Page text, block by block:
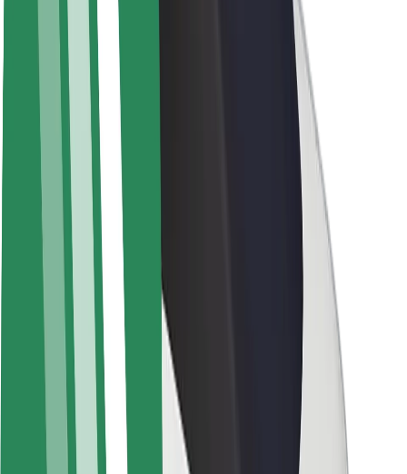
Vakansiyalar
Bolt haqqında
Bolt-da davamlılıq
Project Zero
Bloq
Xəbər otağı
Brend təlimatları
Missiya
İnvestorlarla əlaqələr
Rəhbərlik
Brend
Media
Urban Fondu
Təhlükəsizlik
Sərnişin təhlükəsizliyi